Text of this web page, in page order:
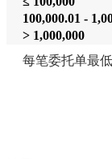
100,000.01 -
> 1,000,000
每笔委托单最